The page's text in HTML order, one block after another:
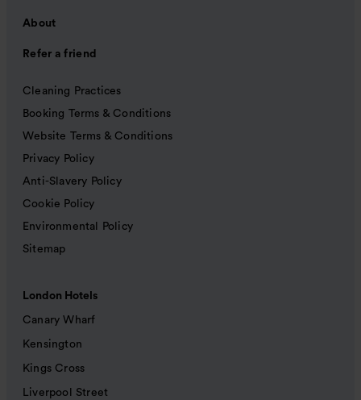
About
Refer a friend
Cleaning Practices
Booking Terms & Conditions
Website Terms & Conditions
Privacy Policy
Anti-Slavery Policy
Cookie Policy
Environmental Policy
Sitemap
London Hotels
Canary Wharf
Kensington
Kings Cross
Liverpool Street